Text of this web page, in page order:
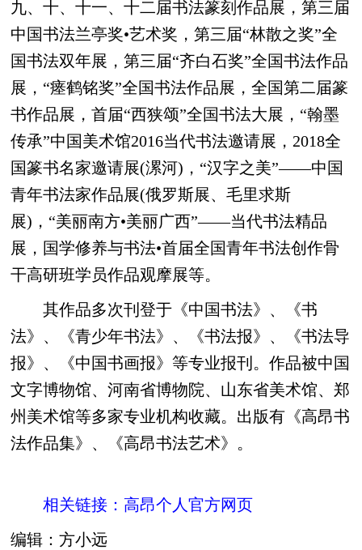
九、十、十一、十二届书法篆刻作品展，第三届
中国书法兰亭奖•艺术奖，第三届“林散之奖”全
国书法双年展，第三届“齐白石奖”全国书法作品
展，“瘗鹤铭奖”全国书法作品展，全国第二届篆
书作品展，首届“西狭颂”全国书法大展，“翰墨
传承”中国美术馆2016当代书法邀请展，2018全
国篆书名家邀请展(漯河)，“汉字之美”——中国
青年书法家作品展(俄罗斯展、毛里求斯
展)，“美丽南方•美丽广西”——当代书法精品
展，国学修养与书法•首届全国青年书法创作骨
干高研班学员作品观摩展等。
其作品多次刊登于《中国书法》、《书
法》、《青少年书法》、《书法报》、《书法导
报》、《中国书画报》等专业报刊。作品被中国
文字博物馆、河南省博物院、山东省美术馆、郑
州美术馆等多家专业机构收藏。出版有《高昂书
法作品集》、《高昂书法艺术》。
相关链接：高昂个人官方网页
编辑：方小远